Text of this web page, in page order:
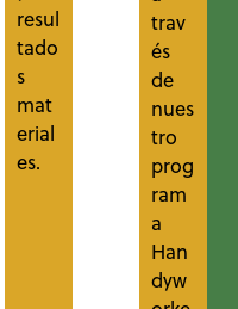
resul
tado
s
mat
erial
es.
trav
és
de
nues
tro
prog
ram
a
Han
dyw